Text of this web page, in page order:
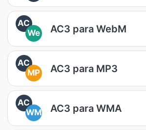
AC
We
AC3 para WebM
AC
MP
AC3 para MP3
AC
WM
AC3 para WMA